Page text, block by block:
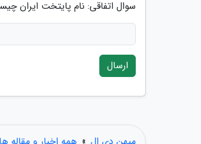
سوال اتفاقی: نام پایتخت ایران
ارسال